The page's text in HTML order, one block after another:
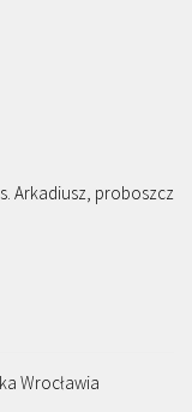
Arkadiusz, proboszcz
Wrocławia